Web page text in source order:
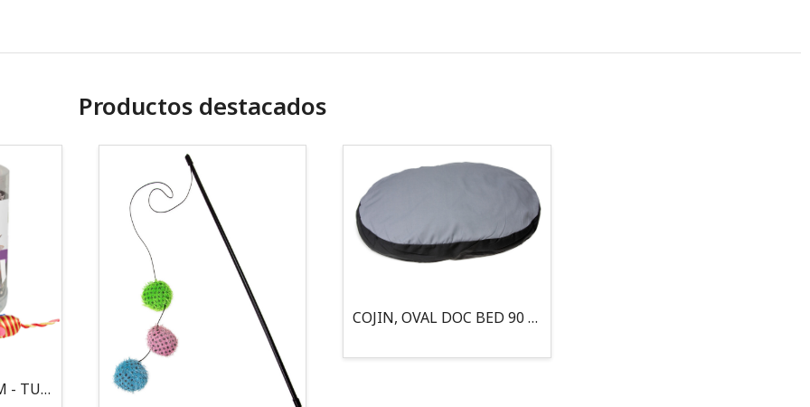
Productos destacados
MOUSE LOCO 5,5 CM - TUBO
COJIN, OVAL DOC BED 90 X 66 X 10CM GRIS/NEGRO, 95°